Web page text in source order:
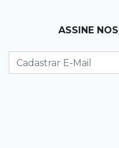
Eleitorado aprova
colinha será
ASSINE